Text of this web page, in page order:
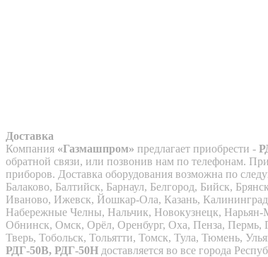
Доставка
Компания «Газмашпром» предлагает приобрести -
обратной связи, или позвонив нам по телефонам.
приборов. Доставка оборудования возможна по
Балаково, Балтийск, Барнаул, Белгород, Бийск,
Иваново, Ижевск, Йошкар-Ола, Казань,
Набережные Челны, Нальчик, Новокузнецк,
Обнинск, Омск, Орёл, Оренбург, Оха, Пенза, Пермь,
Тверь, Тобольск, Тольятти, Томск, Тула, Тюмень,
РДГ-50В, РДГ-50Н доставляется во все города